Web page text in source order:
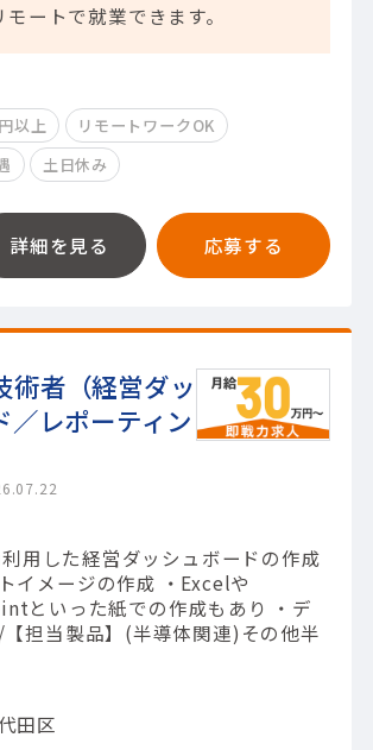
モートで就業できます。
以上
リモートワークOK
土日休み
詳細を見る 応募する
者（経営ダッ
／レポーティン
用した経営ダッシュボードの作成
イメージの作成 ・Excelや
といった紙での作成もあり ・デ
担当製品】(半導体関連)その他半
田区